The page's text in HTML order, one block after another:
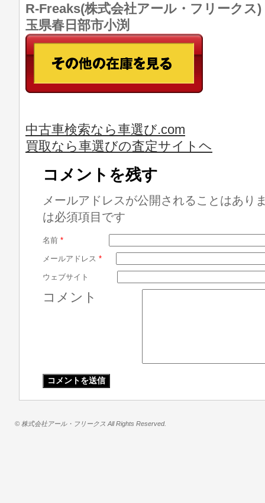
R-Freaks(株式会社アール・フリーク
玉県春日部市小渕
中古車検索なら車選び.com
買取なら車選びの査定サイトヘ
コメントを残す
メールアドレスが公開されることはあり
は必須項目です
名前 *
メールアドレス *
ウェブサイト
コメント
© 株式会社アール・フリークス All Rights Reserved.